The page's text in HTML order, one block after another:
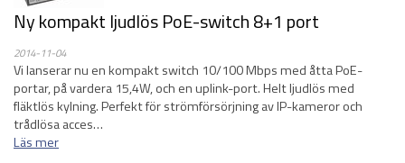
Ny kompakt ljudlös PoE-switch 8+1 port
2014-11-04
Vi lanserar nu en kompakt switch 10/100 Mbps med åtta PoE-
portar, på vardera 15,4W, och en uplink-port. Helt ljudlös med
fläktlös kylning. Perfekt för strömförsörjning av IP-kameror och
trådlösa acces…
Läs mer